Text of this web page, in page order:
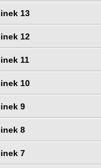
13
12
11
10
9
8
7